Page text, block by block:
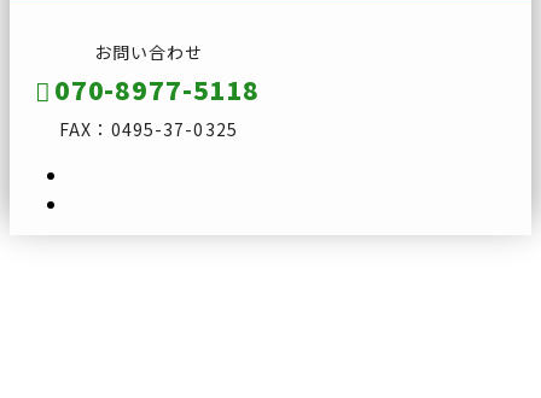
お問い合わせ
070-8977-5118
FAX：0495-37-0325